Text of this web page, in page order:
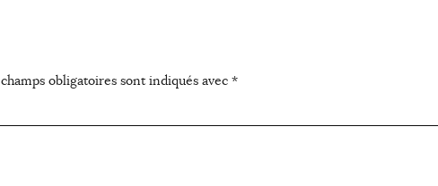
obligatoires sont indiqués avec *